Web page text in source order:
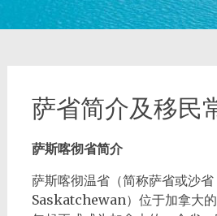
萨省简介及移民
萨斯喀彻省简介
萨斯喀彻温省（简称萨省或沙省
Saskatchewan）位于加拿大